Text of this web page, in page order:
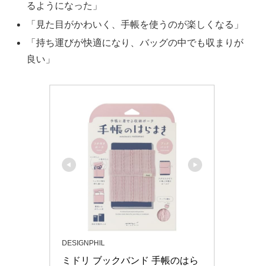
るようになった」
「見た目がかわいく、手帳を使うのが楽しくなる」
「持ち運びが快適になり、バッグの中でも収まりが
良い」
DESIGNPHIL
ミドリ ブックバンド 手帳のはら